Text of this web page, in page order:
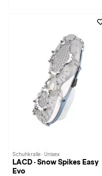
Schuhkralle · Unisex
LACD · Snow Spikes Easy
Evo